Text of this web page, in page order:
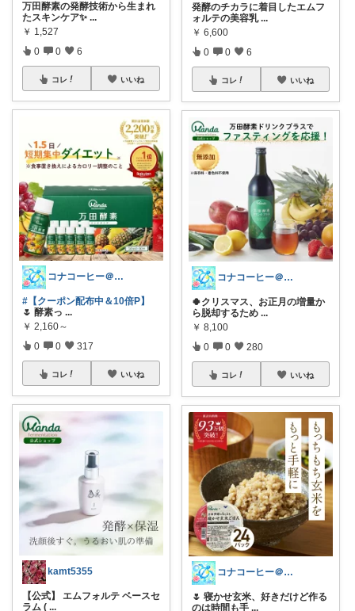
万田酵素の発酵技術から生まれ
たスキンケア✨ ...
￥ 1,527
0 0 6
コレ いいね
コナコーヒー＠素敵な生活を！
#【クーポン配布中＆10倍P】
🌷 酵素っ ...
￥ 2,160～
0 0 317
コレ いいね
kamt5355
【公式】 エムフォルテ ベースセ
ラム ( ...
発酵のチカラに着目したエムフ
ォルテの美容乳 ...
￥ 6,600
0 0 6
コレ いいね
コナコーヒー＠素敵な生活を！
🍀クリスマス、お正月の増量か
ら脱却するため ...
￥ 8,100
0 0 280
コレ いいね
コナコーヒー＠素敵な生活を！
🌷 寝かせ玄米、好きだけど作る
のは時間も手 ...